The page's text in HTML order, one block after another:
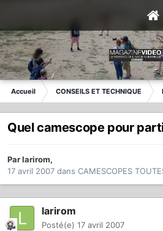
Accueil CONSEILS ET TECHNIQUE
Quel camescope pour
Parlarirom,
17 avril 2007 dans CAMESCOPES
larirom
Posté(e) 17 avril 2007